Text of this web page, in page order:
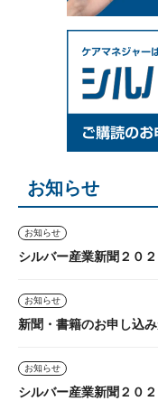
お知らせ
お知らせ
シルバー産業新聞２０
お知らせ
新聞・書籍のお申し込
お知らせ
シルバー産業新聞２０